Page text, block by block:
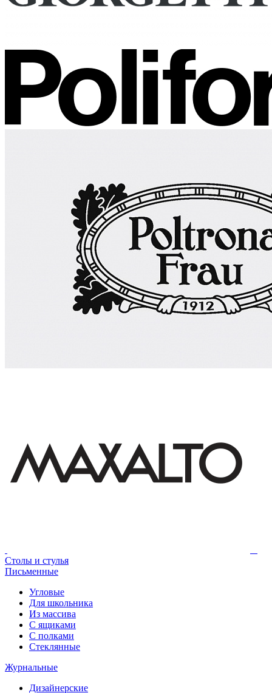
Столы и стулья
Письменные
Угловые
Для школьника
Из массива
С ящиками
С полками
Стеклянные
Журнальные
Дизайнерские